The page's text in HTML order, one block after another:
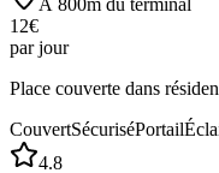
12€
par jour
Place couverte dans
CouvertSécuriséPortail
4.8